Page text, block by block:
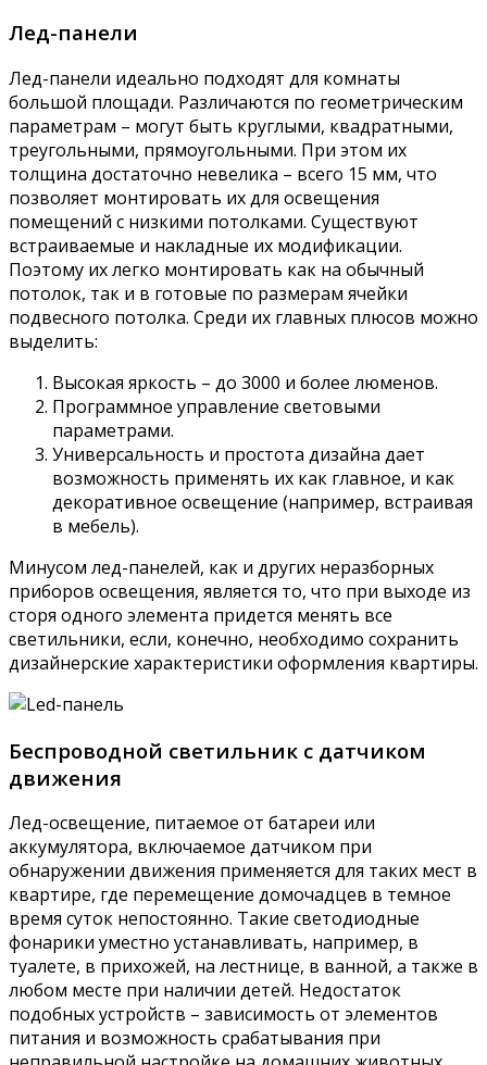
Лед-панели
Лед-панели идеально подходят для комнаты
большой площади. Различаются по геометрическим
параметрам – могут быть круглыми, квадратными,
треугольными, прямоугольными. При этом их
толщина достаточно невелика – всего 15 мм, что
позволяет монтировать их для освещения
помещений с низкими потолками. Существуют
встраиваемые и накладные их модификации.
Поэтому их легко монтировать как на обычный
потолок, так и в готовые по размерам ячейки
подвесного потолка. Среди их главных плюсов можно
выделить:
Высокая яркость – до 3000 и более люменов.
Программное управление световыми
параметрами.
Универсальность и простота дизайна дает
возможность применять их как главное, и как
декоративное освещение (например, встраивая
в мебель).
Минусом лед-панелей, как и других неразборных
приборов освещения, является то, что при выходе из
сторя одного элемента придется менять все
светильники, если, конечно, необходимо сохранить
дизайнерские характеристики оформления квартиры.
Беспроводной светильник с датчиком
движения
Лед-освещение, питаемое от батареи или
аккумулятора, включаемое датчиком при
обнаружении движения применяется для таких мест в
квартире, где перемещение домочадцев в темное
время суток непостоянно. Такие светодиодные
фонарики уместно устанавливать, например, в
туалете, в прихожей, на лестнице, в ванной, а также в
любом месте при наличии детей. Недостаток
подобных устройств – зависимость от элементов
питания и возможность срабатывания при